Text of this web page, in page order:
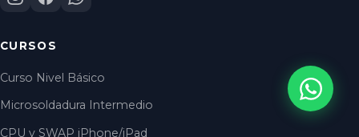
CURSOS
Curso Nivel Básico
Microsoldadura Intermedio
CPU y SWAP iPhone/iPad